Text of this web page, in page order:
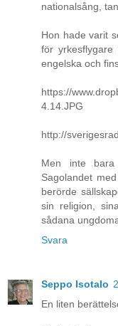
nationalsång,
Hon hade varit
för yrkesflygare
engelska och
https://
4.14.JPG
http://
Men inte
Sagolandet
berörde
sin religion,
sådana
Svara
Seppo Isotalo
En liten